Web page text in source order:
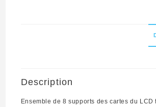
Description
Ensemble de 8 supports des cartes du LCD